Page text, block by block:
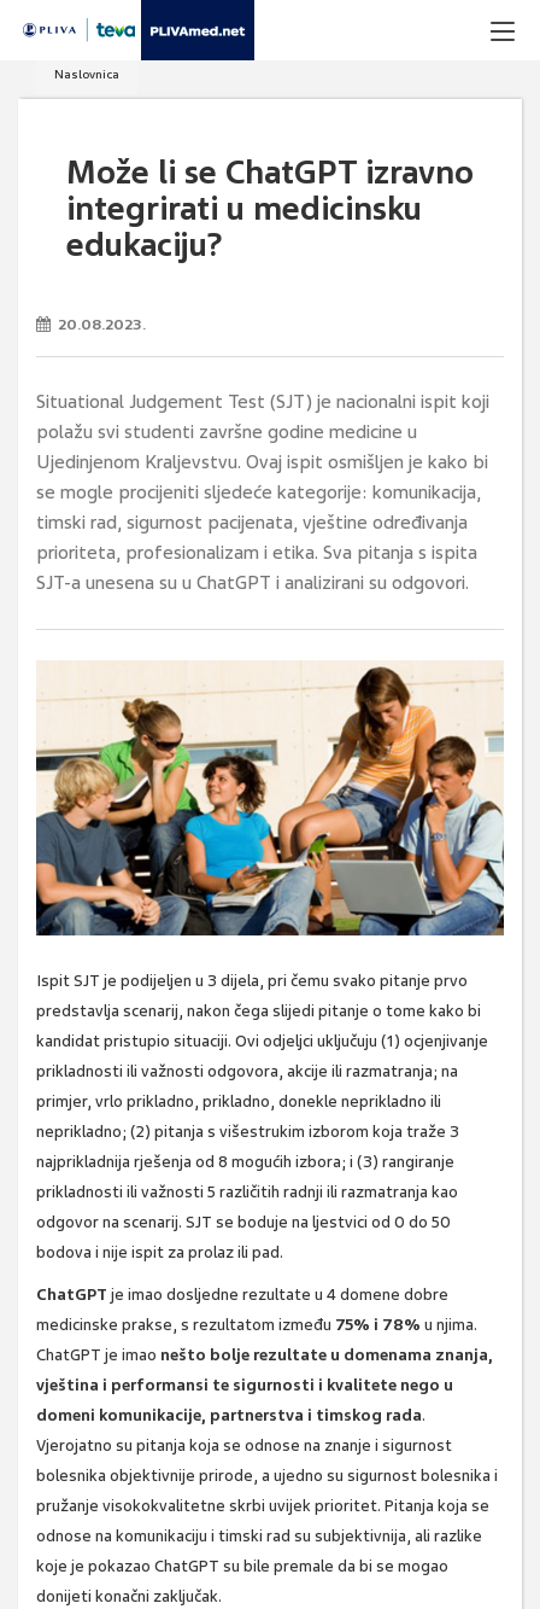
Naslovnica
Može li se ChatGPT izravno
integrirati u medicinsku
edukaciju?
20.08.2023.
Situational Judgement Test (SJT) je nacionalni ispit koji
polažu svi studenti završne godine medicine u
Ujedinjenom Kraljevstvu. Ovaj ispit osmišljen je kako bi
se mogle procijeniti sljedeće kategorije: komunikacija,
timski rad, sigurnost pacijenata, vještine određivanja
prioriteta, profesionalizam i etika. Sva pitanja s ispita
SJT-a unesena su u ChatGPT i analizirani su odgovori.
Ispit SJT je podijeljen u 3 dijela, pri čemu svako pitanje prvo
predstavlja scenarij, nakon čega slijedi pitanje o tome kako bi
kandidat pristupio situaciji. Ovi odjeljci uključuju (1) ocjenjivanje
prikladnosti ili važnosti odgovora, akcije ili razmatranja; na
primjer, vrlo prikladno, prikladno, donekle neprikladno ili
neprikladno; (2) pitanja s višestrukim izborom koja traže 3
najprikladnija rješenja od 8 mogućih izbora; i (3) rangiranje
prikladnosti ili važnosti 5 različitih radnji ili razmatranja kao
odgovor na scenarij. SJT se boduje na ljestvici od 0 do 50
bodova i nije ispit za prolaz ili pad.
ChatGPT je imao dosljedne rezultate u 4 domene dobre
medicinske prakse, s rezultatom između 75% i 78% u njima.
ChatGPT je imao nešto bolje rezultate u domenama znanja,
vještina i performansi te sigurnosti i kvalitete nego u
domeni komunikacije, partnerstva i timskog rada.
Vjerojatno su pitanja koja se odnose na znanje i sigurnost
bolesnika objektivnije prirode, a ujedno su sigurnost bolesnika i
pružanje visokokvalitetne skrbi uvijek prioritet. Pitanja koja se
odnose na komunikaciju i timski rad su subjektivnija, ali razlike
koje je pokazao ChatGPT su bile premale da bi se mogao
donijeti konačni zaključak.